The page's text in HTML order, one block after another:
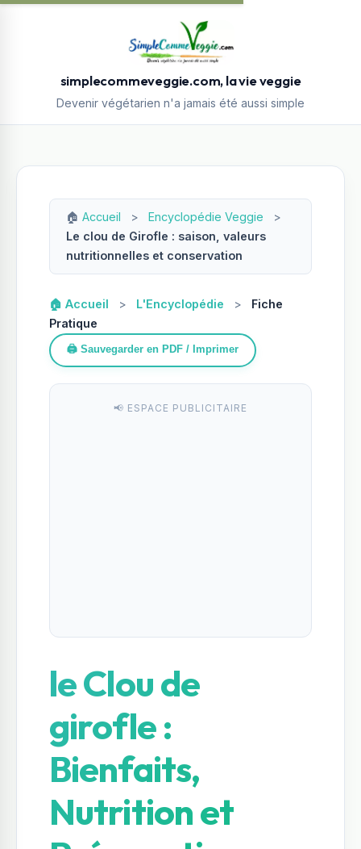
simplecommeveggie.com, la vie veggie
Devenir végétarien n'a jamais été aussi simple
🏠 Accueil > Encyclopédie Veggie
>
Le clou de Girofle : saison, valeurs
nutritionnelles et conservation
🏠 Accueil > L'Encyclopédie >
Fiche
Pratique
🖨️ Sauvegarder en PDF / Imprimer
📢 ESPACE PUBLICITAIRE
le Clou de
girofle :
Bienfaits,
Nutrition et